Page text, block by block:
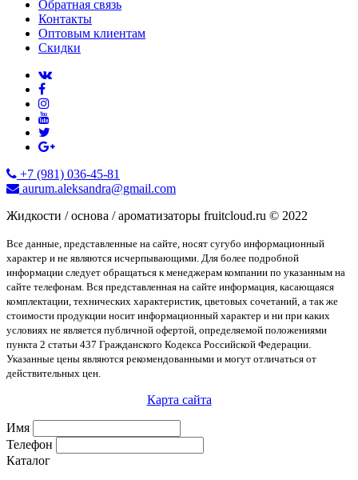
Обратная связь
Контакты
Оптовым клиентам
Скидки
+7 (981) 036-45-81
aurum.aleksandra@gmail.com
Жидкости / основа / ароматизаторы fruitcloud.ru © 2022
Все данные, представленные на сайте, носят сугубо информационный
характер и не являются исчерпывающими. Для более подробной
информации следует обращаться к менеджерам компании по указанным на
сайте телефонам. Вся представленная на сайте информация, касающаяся
комплектации, технических характеристик, цветовых сочетаний, а так же
стоимости продукции носит информационный характер и ни при каких
условиях не является публичной офертой, определяемой положениями
пункта 2 статьи 437 Гражданского Кодекса Российской Федерации.
Указанные цены являются рекомендованными и могут отличаться от
действительных цен.
Карта сайта
Имя
Телефон
Каталог